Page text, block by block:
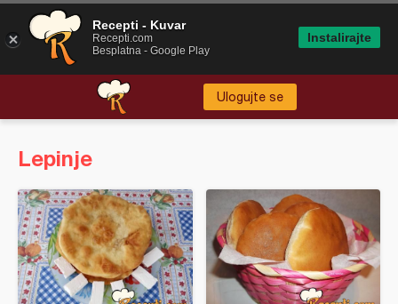
Ulogujte se
Lepinje
Recepti - Kuvar
Recepti.com
Besplatna - Google Play
Instalirajte